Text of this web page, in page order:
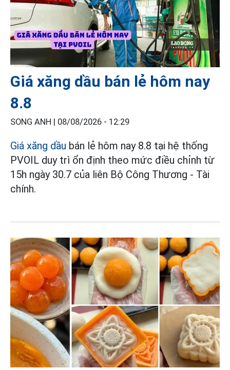
Giá xăng dầu bán lẻ hôm nay
8.8
SONG ANH | 08/08/2026 - 12:29
Giá xăng dầu bán lẻ hôm nay 8.8 tại hệ thống
PVOIL duy trì ổn định theo mức điều chỉnh từ
15h ngày 30.7 của liên Bộ Công Thương - Tài
chính.